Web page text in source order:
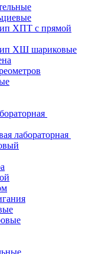
ХПТ с прямой
ХШ шариковые
лабораторная